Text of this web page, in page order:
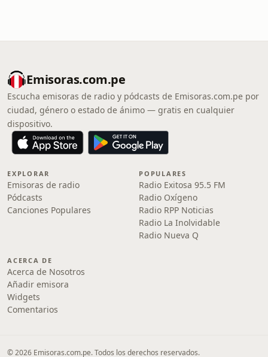
Emisoras.com.pe
Escucha emisoras de radio y pódcasts de Emisoras.com.pe por
ciudad, género o estado de ánimo — gratis en cualquier
dispositivo.
EXPLORAR
Emisoras de radio
Pódcasts
Canciones Populares
POPULARES
Radio Exitosa 95.5 FM
Radio Oxígeno
Radio RPP Noticias
Radio La Inolvidable
Radio Nueva Q
ACERCA DE
Acerca de Nosotros
Añadir emisora
Widgets
Comentarios
© 2026 Emisoras.com.pe. Todos los derechos reservados.